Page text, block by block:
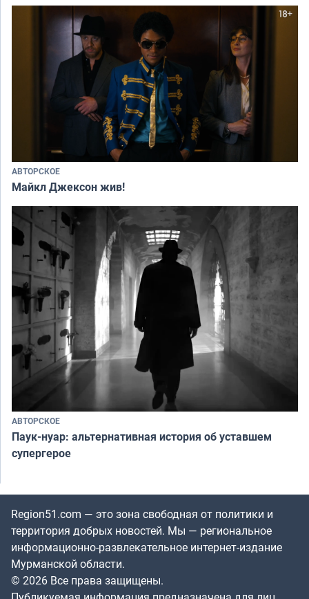
АВТОРСКОЕ
Майкл Джексон жив!
АВТОРСКОЕ
Паук-нуар: альтернативная история об уставшем
супергерое
Region51.com — это зона свободная от политики и
территория добрых новостей. Мы — региональное
информационно-развлекательное интернет-издание
Мурманской области.
© 2026 Все права защищены.